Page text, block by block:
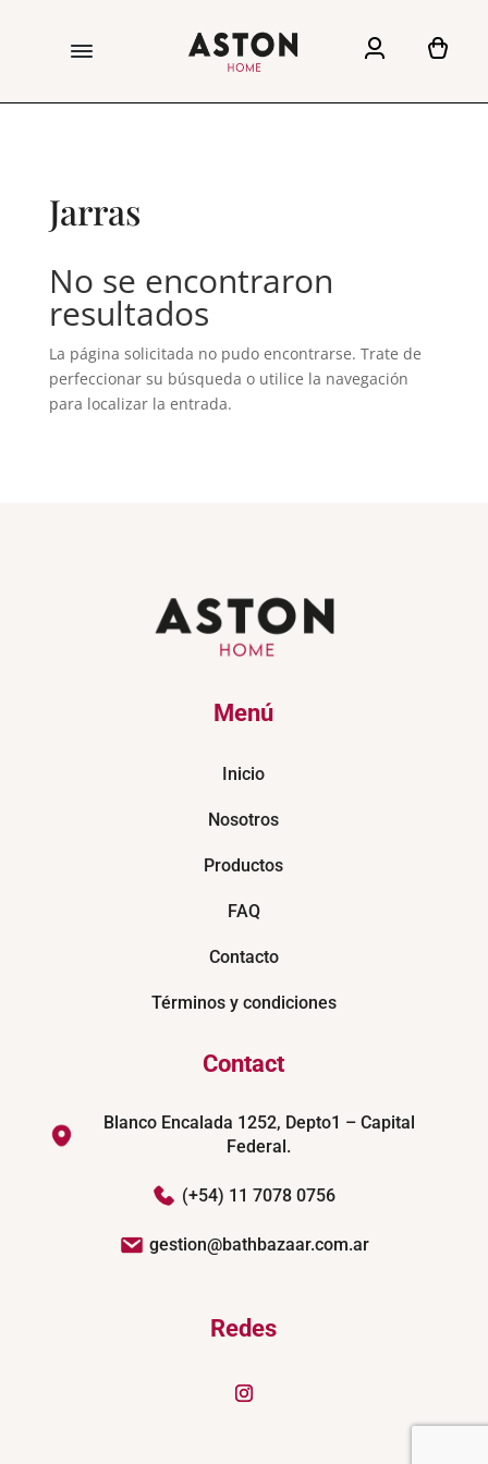
Jarras
No se encontraron
resultados
La página solicitada no pudo encontrarse. Trate de
perfeccionar su búsqueda o utilice la navegación
para localizar la entrada.
Menú
Inicio
Nosotros
Productos
FAQ
Contacto
Términos y condiciones
Contact
Blanco Encalada 1252, Depto1 – Capital
Federal.
(+54) 11 7078 0756
gestion@bathbazaar.com.ar
Redes